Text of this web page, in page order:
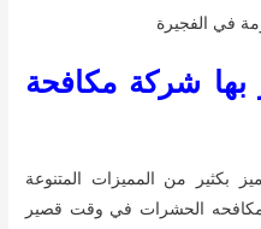
في الفجيرة
بها شركة مكافحة
بكثير من المميزات المتنوعة
مكافحه الحشرات في وقت قصير